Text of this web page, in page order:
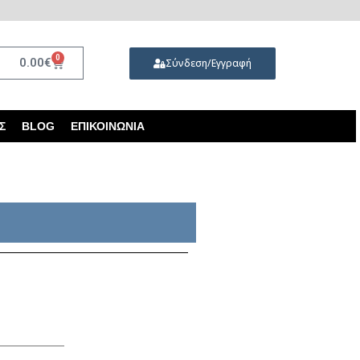
0.00€ 0 Σύνδεση/Εγγραφή
BLOG ΕΠΙΚΟΙΝΩΝΊΑ